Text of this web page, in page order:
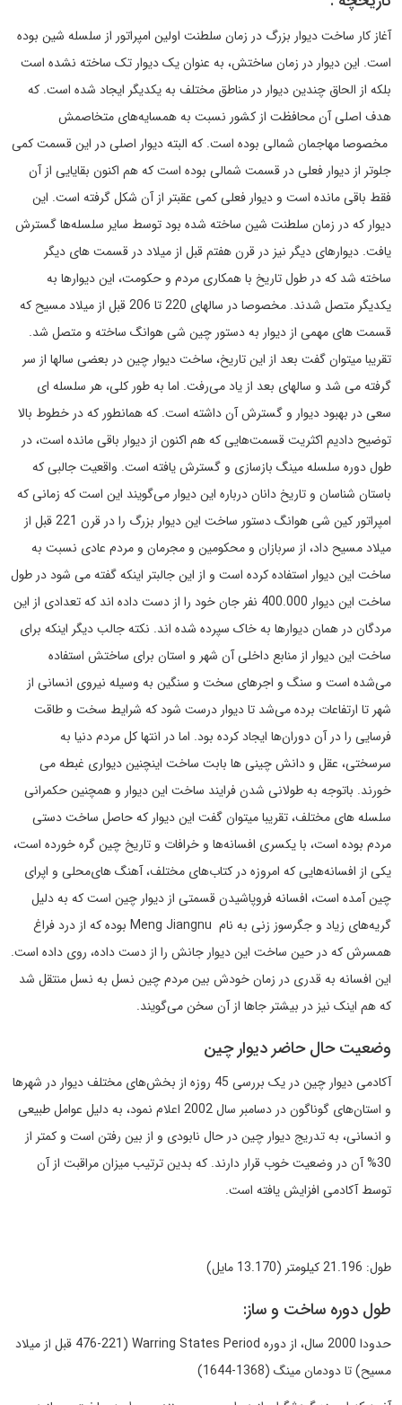
آغاز کار ساخت دیوار بزرگ در زمان سلطنت اولین امپراتور از سلسله شین بوده
است. این دیوار در زمان ساختش، به عنوان یک دیوار تک ساخته نشده است
بلکه از الحاق چندین دیوار در مناطق مختلف به یکدیگر ایجاد شده است. که
هدف اصلی آن محافظت از کشور نسبت به همسایه‌های متخاصمش
مخصوصا مهاجمان شمالی بوده است. که البته دیوار اصلی در این قسمت کمی
جلوتر از دیوار فعلی در قسمت شمالی بوده است که هم اکنون بقایایی از آن
فقط باقی مانده است و دیوار فعلی کمی عقبتر از آن شکل گرفته است. این
دیوار که در زمان سلطنت شین ساخته شده بود توسط سایر سلسله‌ها گسترش
یافت. دیوارهای دیگر نیز در قرن هفتم قبل از میلاد در قسمت های دیگر
ساخته شد که در طول تاریخ با همکاری مردم و حکومت، این دیوارها به
یکدیگر متصل شدند. مخصوصا در سالهای 220 تا 206 قبل از میلاد مسیح که
قسمت های مهمی از دیوار به دستور چین شی هوانگ ساخته و متصل شد.
تقریبا میتوان گفت بعد از این تاریخ، ساخت دیوار چین در بعضی سالها از سر
گرفته می شد و سالهای بعد از یاد می‌رفت. اما به طور کلی، هر سلسله ای
سعی در بهبود دیوار و گسترش آن داشته است. که همانطور که در خطوط بالا
توضیح دادیم اکثریت قسمت‌هایی که هم اکنون از دیوار باقی مانده است، در
طول دوره سلسله مینگ بازسازی و گسترش یافته است. واقعیت جالبی که
باستان شناسان و تاریخ دانان درباره این دیوار می‌گویند این است که زمانی که
امپراتور کین شی هوانگ دستور ساخت این دیوار بزرگ را در قرن 221 قبل از
میلاد مسیح داد، از سربازان و محکومین و مجرمان و مردم عادی نسبت به
ساخت این دیوار استفاده کرده است و از این جالبتر اینکه گفته می شود در طول
ساخت این دیوار 400.000 نفر جان خود را از دست داده اند که تعدادی از این
مردگان در همان دیوارها به خاک سپرده شده اند. نکته جالب دیگر اینکه برای
ساخت این دیوار از منابع داخلی آن شهر و استان برای ساختش استفاده
می‌شده است و سنگ و اجرهای سخت و سنگین به وسیله نیروی انسانی از
شهر تا ارتفاعات برده می‌شد تا دیوار درست شود که شرایط سخت و طاقت
فرسایی را در آن دوران‌ها ایجاد کرده بود. اما در انتها کل مردم دنیا به
سرسختی، عقل و دانش چینی ها بابت ساخت اینچنین دیواری غبطه می
خورند. باتوجه به طولانی شدن فرایند ساخت این دیوار و همچنین حکمرانی
سلسله های مختلف، تقریبا میتوان گفت این دیوار که حاصل ساخت دستی
مردم بوده است، با یکسری افسانه‌ها و خرافات و تاریخ چین گره خورده است،
یکی از افسانه‌هایی که امروزه در کتاب‌های مختلف، آهنگ های‌محلی و اپرای
چین آمده است، افسانه فروپاشیدن قسمتی از دیوار چین است که به دلیل
گریه‌های زیاد و جگرسوز زنی به نام Meng Jiangnu بوده که از درد فراغ
همسرش که در حین ساخت این دیوار جانش را از دست داده، روی داده است.
این افسانه به قدری در زمان خودش بین مردم چین نسل به نسل منتقل شد
که هم اینک نیز در بیشتر جاها از آن سخن می‌گویند.
وضعیت حال حاضر دیوار چین
آکادمی دیوار چین در یک بررسی 45 روزه از بخش‌های مختلف دیوار در شهرها
و استان‌های گوناگون در دسامبر سال 2002 اعلام نمود، به دلیل عوامل طبیعی
و انسانی، به تدریج دیوار چین در حال نابودی و از بین رفتن است و کمتر از
30% آن در وضعیت خوب قرار دارند. که بدین ترتیب میزان مراقبت از آن
توسط آکادمی افزایش یافته است.
طول: 21.196 کیلومتر (13.170 مایل)
طول دوره ساخت و ساز:
حدودا 2000 سال، از دوره Warring States Period (476-221 قبل از میلاد
مسیح) تا دودمان مینگ (1368-1644)